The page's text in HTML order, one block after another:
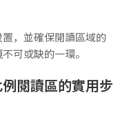
，並確保閱讀區域的
可或缺的一環。
閱讀區的實用步